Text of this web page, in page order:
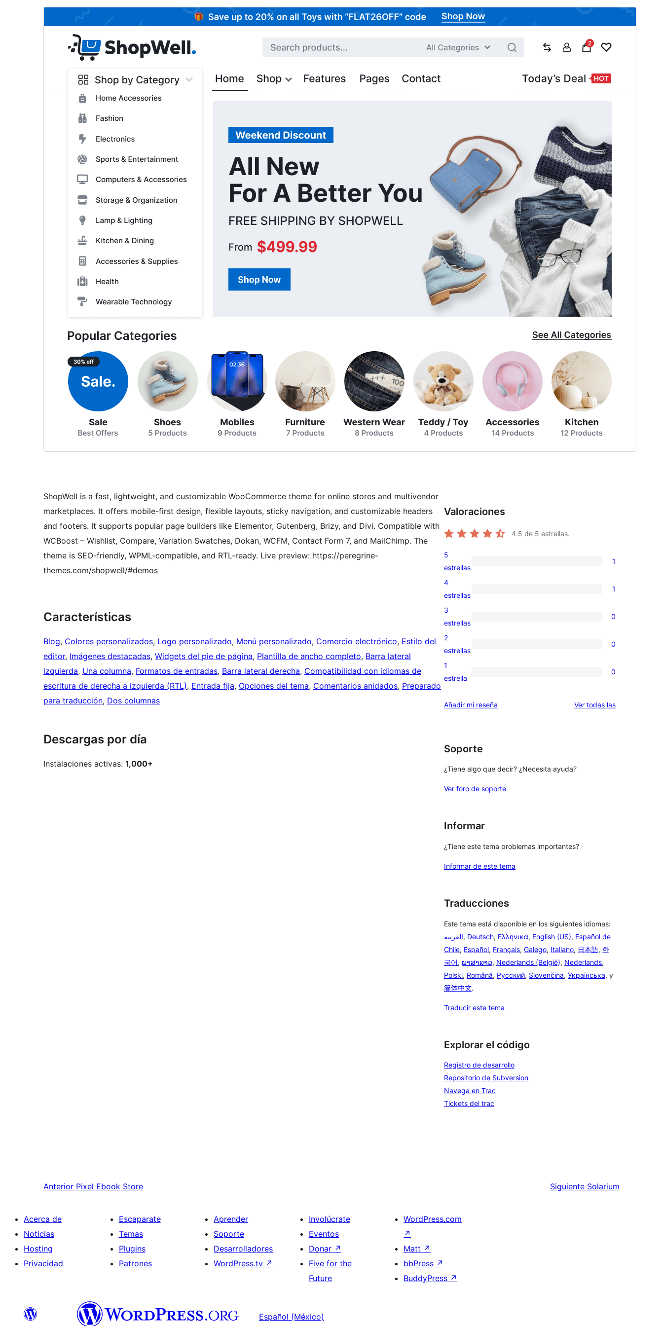
Vista previa
Última actualización
18 julio, 2026
7.1
ShopWell is a fast, lightweight, and customizable WooCommerce theme for online stores and multivendor
marketplaces. It offers mobile-first design, flexible layouts, sticky navigation, and customizable headers
and footers. It supports popular page builders like Elementor, Gutenberg, Brizy, and Divi. Compatible with
WCBoost – Wishlist, Compare, Variation Swatches, Dokan, WCFM, Contact Form 7, and MailChimp. The
theme is SEO-friendly, WPML-compatible, and RTL-ready. Live preview: https://peregrine-
themes.com/shopwell/#demos
Características
Blog, Colores personalizados, Logo personalizado, Menú personalizado, Comercio electrónico, Estilo del
editor, Imágenes destacadas, Widgets del pie de página, Plantilla de ancho completo, Barra lateral
izquierda, Una columna, Formatos de entradas, Barra lateral derecha, Compatibilidad con idiomas de
escritura de derecha a izquierda (RTL), Entrada fija, Opciones del tema, Comentarios anidados, Preparado
para traducción, Dos columnas
Descargas por día
Instalaciones activas: 1,000+
Valoraciones
4.5 de 5 estrellas.
1
valoración
de
5
estrellas
1
1
valoración
de
4
estrellas
1
0
valoraciones
de
3
estrellas
0
0
valoraciones
de
estrellas
2
estrellas
0
0
de
1
estrella
0
Añadir mi reseña Ver todas lasvaloraciones
Soporte
¿Tiene algo que decir? ¿Necesita ayuda?
Ver foro de soporte
Informar
¿Tiene este tema problemas importantes?
Informar de este tema
Traducciones
Este tema está disponible en los siguientes idiomas:
العربية, Deutsch, Ελληνικά, English (US), Español de
Chile, Español, Français, Galego, Italiano, 日本語, 한
국어, ພາສາລາວ, Nederlands (België), Nederlands,
Polski, Română, Русский, Slovenčina, Українська, y
简体中文.
Traducir este tema
Explorar el código
Registro de desarrollo
Repositorio de Subversion
Navega en Trac
Tickets del trac
Anterior Pixel Ebook Store Siguiente Solarium
Acerca de
Noticias
Hosting
Privacidad
Escaparate
Temas
Plugins
Patrones
Aprender
Soporte
Desarrolladores
WordPress.tv ↗
Involúcrate
Eventos
Donar ↗
Five for the
Future
WordPress.com
↗
Matt ↗
bbPress ↗
BuddyPress ↗
Español (México)